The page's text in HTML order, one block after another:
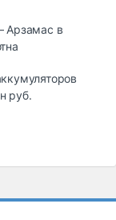
Арзамас в
руб.